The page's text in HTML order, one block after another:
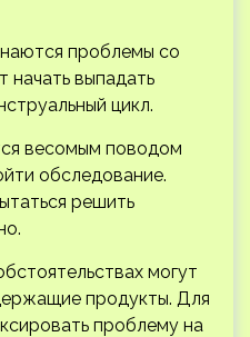
проблемы со
начать выпадать
цикл.
весомым поводом
обследование.
решить
могут
продукты. Для
проблему на